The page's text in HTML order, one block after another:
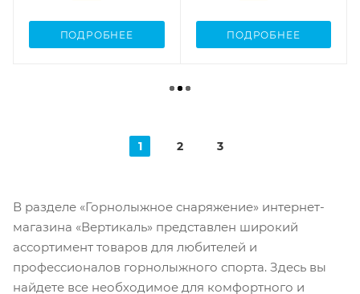
ПОДРОБНЕЕ ПОДРОБНЕЕ
1 2 3
В разделе «Горнолыжное снаряжение» интернет-
магазина «Вертикаль» представлен широкий
ассортимент товаров для любителей и
профессионалов горнолыжного спорта. Здесь вы
найдете все необходимое для комфортного и